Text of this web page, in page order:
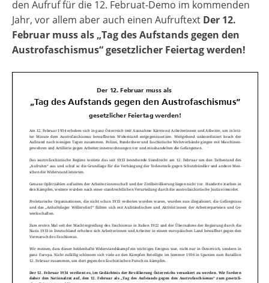
den Aufruf für die 12. Februat-Demo im kommenden
Jahr, vor allem aber auch einen Aufruftext Der 12.
Februar muss als „Tag des Aufstands gegen den
Austrofaschismus“ gesetzlicher Feiertag werden!